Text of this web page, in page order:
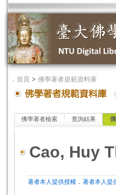
． 首頁 > 佛學著者規範資料庫
佛學著者檢索 查詢結果
Cao, Huy
著者本人提供授權 ． 著者本人提